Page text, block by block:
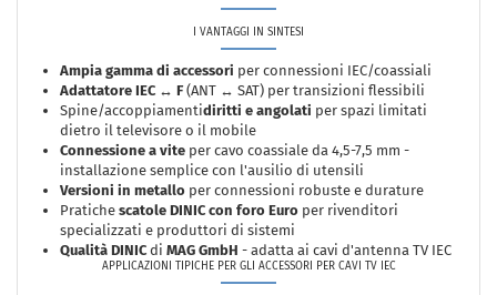
I VANTAGGI IN SINTESI
Ampia gamma di accessori per connessioni IEC/coassiali
Adattatore IEC ↔ F(ANT ↔ SAT) per transizioni flessibili
Spine/accoppiamentidiritti e angolati per spazi limitati
dietro il televisore o il mobile
Connessione a vite per cavo coassiale da 4,5-7,5 mm -
installazione semplice con l'ausilio di utensili
Versioni in metallo per connessioni robuste e durature
Pratiche scatole DINIC con foro Euro per rivenditori
specializzati e produttori di sistemi
Qualità DINIC di MAG GmbH - adatta ai cavi d'antenna TV IEC
APPLICAZIONI TIPICHE PER GLI ACCESSORI PER CAVI TV IEC